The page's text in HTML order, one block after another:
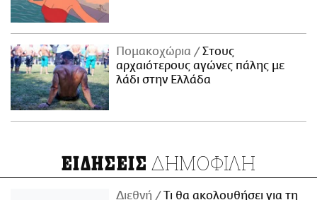
Πομακοχώρια
Στους
αρχαιότερους αγώνες πάλης με
λάδι στην Ελλάδα
ΕΙΔΗΣΕΙΣ ΔΗΜΟΦΙΛΗ
Διεθνή
Τι θα ακολουθήσει για τη